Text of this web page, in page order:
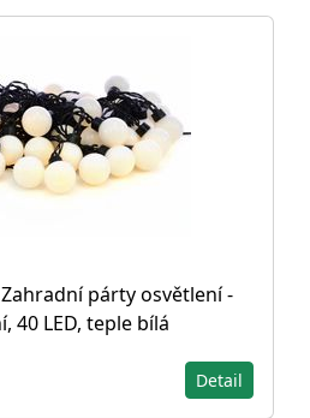
párty osvětlení -
40 LED, teple bílá
Detail